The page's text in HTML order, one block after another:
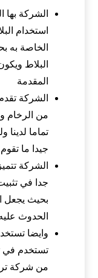
الشركة بها
استخدام
الخاصة به
البلاط
المقدمة
الشركة
من الرخام
تماما لدينا
جيدا ما
الشركة
جدا في
بحيث يجعل
الحدوث
وايضا
تستخدم في
من شركة